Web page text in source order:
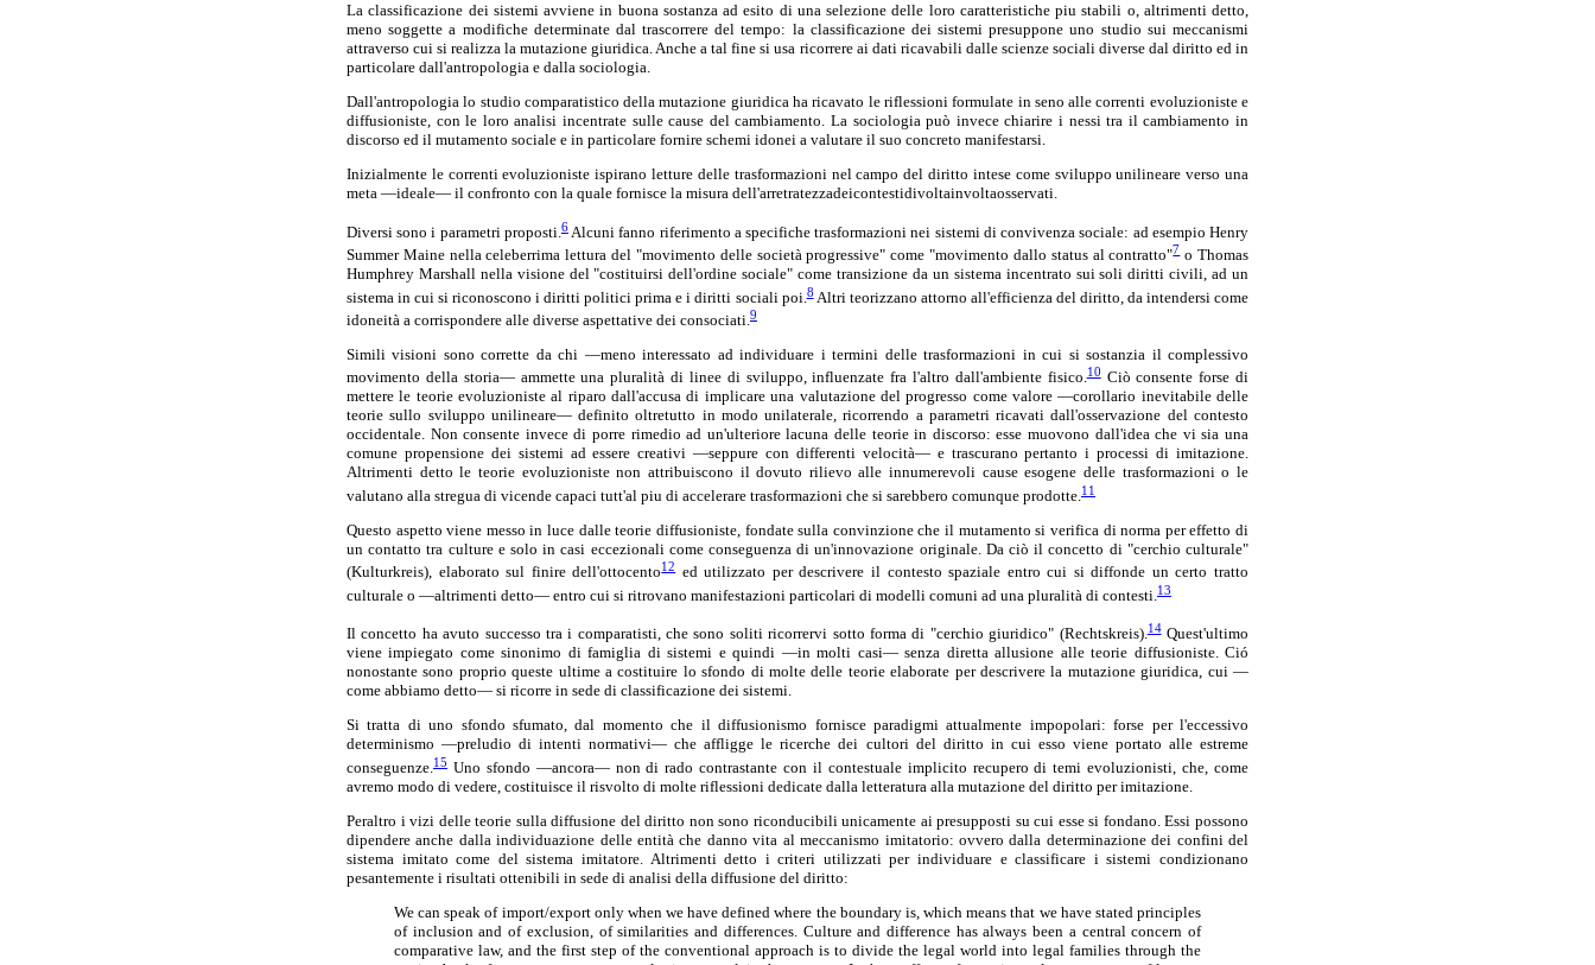
La classificazione dei sistemi avviene in buona sostanza ad esito di una selezione delle loro caratteristiche piu stabili o, altrimenti detto,
meno soggette a modifiche determinate dal trascorrere del tempo: la classificazione dei sistemi presuppone uno studio sui meccanismi
attraverso cui si realizza la mutazione giuridica. Anche a tal fine si usa ricorrere ai dati ricavabili dalle scienze sociali diverse dal diritto ed in
particolare dall'antropologia e dalla sociologia.
Dall'antropologia lo studio comparatistico della mutazione giuridica ha ricavato le riflessioni formulate in seno alle correnti evoluzioniste e
diffusioniste, con le loro analisi incentrate sulle cause del cambiamento. La sociologia può invece chiarire i nessi tra il cambiamento in
discorso ed il mutamento sociale e in particolare fornire schemi idonei a valutare il suo concreto manifestarsi.
Inizialmente le correnti evoluzioniste ispirano letture delle trasformazioni nel campo del diritto intese come sviluppo unilineare verso una
meta —ideale— il confronto con la quale fornisce la misura dell'arretratezzadeicontestidivoltainvoltaosservati.
Diversi sono i parametri proposti.6Alcuni fanno riferimento a specifiche trasformazioni nei sistemi di convivenza sociale: ad esempio Henry
Summer Maine nella celeberrima lettura del "movimento delle società progressive" come "movimento dallo status al contratto"7o Thomas
Humphrey Marshall nella visione del "costituirsi dell'ordine sociale" come transizione da un sistema incentrato sui soli diritti civili, ad un
sistema in cui si riconoscono i diritti politici prima e i diritti sociali poi.8Altri teorizzano attorno all'efficienza del diritto, da intendersi come
idoneità a corrispondere alle diverse aspettative dei consociati. 9
Simili visioni sono corrette da chi —meno interessato ad individuare i termini delle trasformazioni in cui si sostanzia il complessivo
movimento della storia— ammette una pluralità di linee di sviluppo, influenzate fra l'altro dall'ambiente fisico.10Ciò consente forse di
mettere le teorie evoluzioniste al riparo dall'accusa di implicare una valutazione del progresso come valore —corollario inevitabile delle
teorie sullo sviluppo unilineare— definito oltretutto in modo unilaterale, ricorrendo a parametri ricavati dall'osservazione del contesto
occidentale. Non consente invece di porre rimedio ad un'ulteriore lacuna delle teorie in discorso: esse muovono dall'idea che vi sia una
comune propensione dei sistemi ad essere creativi —seppure con differenti velocità— e trascurano pertanto i processi di imitazione.
Altrimenti detto le teorie evoluzioniste non attribuiscono il dovuto rilievo alle innumerevoli cause esogene delle trasformazioni o le
valutano alla stregua di vicende capaci tutt'al piu di accelerare trasformazioni che si sarebbero comunque prodotte. 11
Questo aspetto viene messo in luce dalle teorie diffusioniste, fondate sulla convinzione che il mutamento si verifica di norma per effetto di
un contatto tra culture e solo in casi eccezionali come conseguenza di un'innovazione originale. Da ciò il concetto di "cerchio culturale"
(Kulturkreis), elaborato sul finire dell'ottocento12ed utilizzato per descrivere il contesto spaziale entro cui si diffonde un certo tratto
culturale o —altrimenti detto— entro cui si ritrovano manifestazioni particolari di modelli comuni ad una pluralità di contesti. 13
Il concetto ha avuto successo tra i comparatisti, che sono soliti ricorrervi sotto forma di "cerchio giuridico" (Rechtskreis).14Quest'ultimo
viene impiegato come sinonimo di famiglia di sistemi e quindi —in molti casi— senza diretta allusione alle teorie diffusioniste. Ció
nonostante sono proprio queste ultime a costituire lo sfondo di molte delle teorie elaborate per descrivere la mutazione giuridica, cui —
come abbiamo detto— si ricorre in sede di classificazione dei sistemi.
Si tratta di uno sfondo sfumato, dal momento che il diffusionismo fornisce paradigmi attualmente impopolari: forse per l'eccessivo
determinismo —preludio di intenti normativi— che affligge le ricerche dei cultori del diritto in cui esso viene portato alle estreme
conseguenze. 15 Uno sfondo —ancora— non di rado contrastante con il contestuale implicito recupero di temi evoluzionisti, che, come
avremo modo di vedere, costituisce il risvolto di molte riflessioni dedicate dalla letteratura alla mutazione del diritto per imitazione.
Peraltro i vizi delle teorie sulla diffusione del diritto non sono riconducibili unicamente ai presupposti su cui esse si fondano. Essi possono
dipendere anche dalla individuazione delle entità che danno vita al meccanismo imitatorio: ovvero dalla determinazione dei confini del
sistema imitato come del sistema imitatore. Altrimenti detto i criteri utilizzati per individuare e classificare i sistemi condizionano
pesantemente i risultati ottenibili in sede di analisi della diffusione del diritto:
We can speak of import/export only when we have defined where the boundary is, which means that we have stated principles
of inclusion and of exclusion, of similarities and differences. Culture and difference has always been a central concern of
comparative law, and the first step of the conventional approach is to divide the legal world into legal families through the